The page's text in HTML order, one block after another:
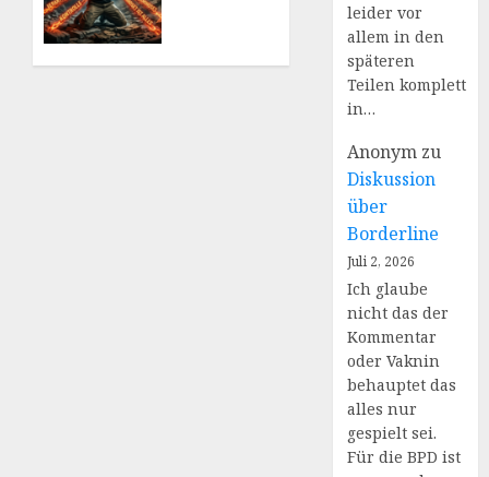
leider vor
allem in den
späteren
Teilen komplett
in…
Anonym zu
Diskussion
über
Borderline
Juli 2, 2026
Ich glaube
nicht das der
Kommentar
oder Vaknin
behauptet das
alles nur
gespielt sei.
Für die BPD ist